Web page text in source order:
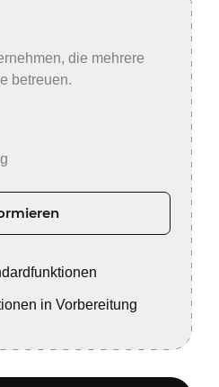
die mehrere
betreuen.
in Vorbereitung